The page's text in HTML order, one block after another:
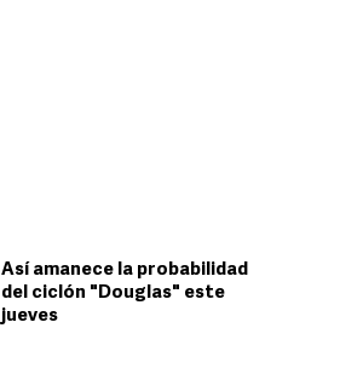
Así amanece la probabilidad
del ciclón "Douglas" este
jueves